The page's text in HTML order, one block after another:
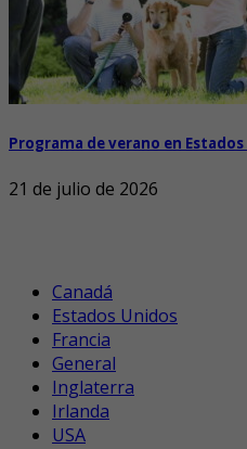
Programa de verano en
21 de julio de 2026
Canadá
Estados Unidos
Francia
General
Inglaterra
Irlanda
USA